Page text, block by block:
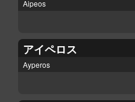
Aipeos
アイペロス
Ayperos